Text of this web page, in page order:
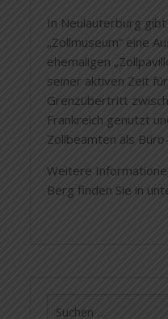
In Neulauterburg
„Zollmuseum“ eine
ehemaligen
seiner aktiven Zeit
Grenzübertritt
Frankreich genutzt
Zollbeamten als
Weitere
Berg finden Sie in